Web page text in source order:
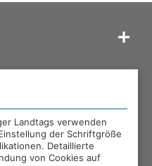
LANDTAGS
Landtags verwenden
der Schriftgröße
Detaillierte
von Cookies auf